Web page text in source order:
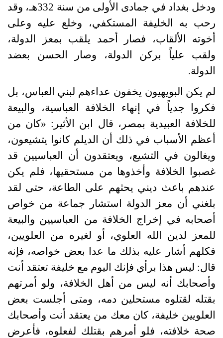
ودخل بغداد في جمادى الأولى من سنة
هـ، وقد
رحب به الخليفة المستكفي، وخلع عليه وعلى
أخوته الألقاب، فصار أحمد يلقب بمعز الدولة،
ولقب علياً بركن الدولة، وصار الحسن بعضد
الدولة.
لم يكن البويهيون يخفون عداءهم لبني العباس، بل
فكروا جدياً في إنهاء الخلافة العباسية، والبيعة
للخلافة العبيدية بمصر، قال ابن الأثير : «كان من
أعظم الأسباب في ذلك أن الديلم كانوا يتشيعون،
ويغالون في التشيع، ويعتقدون أن العباسيين قد
غصبوا الخلافة وأخذوها من مستحقيها، فلم يكن
عندهم باعث ديني يحثهم على الطاعة، حتى لقد
بلغني أن معز الدولة استشار جماعة من خواص
أصحابه في إخراج الخلافة من العباسيين والبيعة
للمعز لدين الله العلوي، أو لغيره من العلويين،
فكلهم أشار عليه بذلك ما عدا بعض خواصه، فإنه
قال: ليس هذا برأي فإنك اليوم مع خليفة تعتقد أنت
وأصحابك أنه ليس من أهل الخلافة، ولو أمرتهم
بقتله لقتلوه مستحلين دمه، ومتى أجلست بعض
العلويين خليفة، كان معك من يعتقد أنت وأصحابك
صحة خلافته، فلو أمرهم بقتلك لفعلوه، فأعرض